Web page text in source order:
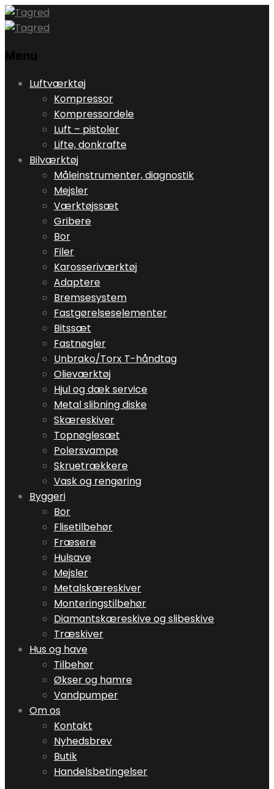
Menu
Skip
content
Luftværktøj
Kompressor
Kompressordele
Luft – pistoler
Lifte, donkrafte
Bilværktøj
Måleinstrumenter, diagnostik
Mejsler
Værktøjssæt
Gribere
Bor
Filer
Karosseriværktøj
Adaptere
Bremsesystem
Fastgørelseselementer
Bitssæt
Fastnøgler
Unbrako/Torx T-håndtag
Olieværktøj
Hjul og dæk service
Metal slibning diske
Skæreskiver
Topnøglesæt
Polersvampe
Skruetrækkere
Vask og rengøring
Byggeri
Bor
Flisetilbehør
Fræsere
Hulsave
Mejsler
Metalskæreskiver
Monteringstilbehør
Diamantskæreskive og slibeskive
Træskiver
Hus og have
Tilbehør
Økser og hamre
Vandpumper
Om os
Kontakt
Nyhedsbrev
Butik
Handelsbetingelser